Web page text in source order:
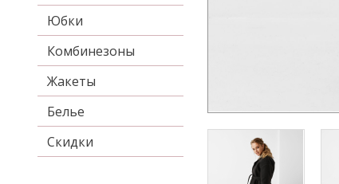
Юбки
Комбинезоны
Жакеты
Белье
Скидки